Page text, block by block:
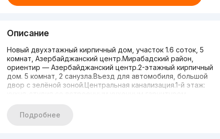
Описание
Новый двухэтажный кирпичный дом, участок 1.6 соток, 5
комнат, Азербайджанский центр.Мирабадский район,
ориентир — Азербайджанский центр.2-этажный кирпичный
дом. 5 комнат, 2 санузла.Въезд для автомобиля, большой
двор с зелёной зоной.Центральная канализация.1-й этаж:
просторные спальни, санузел.Видео по запросу в
Telegram.+998917841982
Подробнее